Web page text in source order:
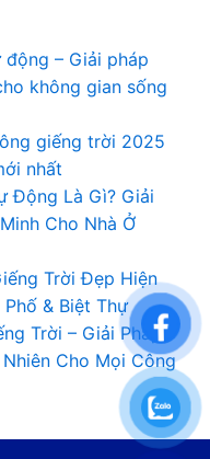
– Giải pháp
không gian sống
giếng trời 2025
nhất
Động Là Gì? Giải
Cho Nhà Ở
Trời Đẹp Hiện
& Biệt Thự
Trời – Giải Pháp
Cho Mọi Công